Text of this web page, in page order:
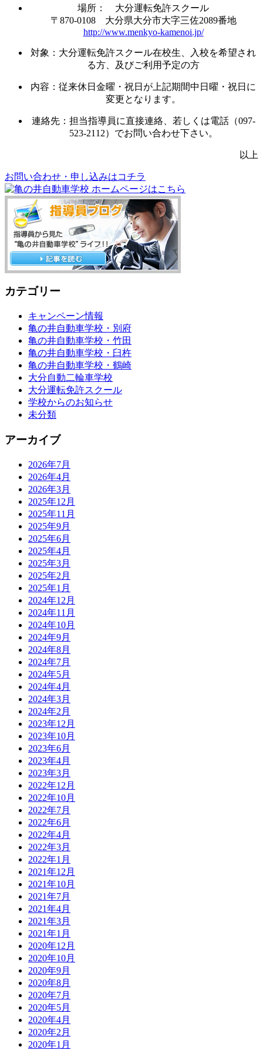
場所： 大分運転免許スクール
〒870-0108 大分県大分市大字三佐2089番地
http://www.menkyo-kamenoi.jp/
対象：大分運転免許スクール在校生、入校を希望され
る方、及びご利用予定の方
内容：従来休日金曜・祝日が上記期間中日曜・祝日に
変更となります。
連絡先：担当指導員に直接連絡、若しくは電話（097-
523-2112）でお問い合わせ下さい。
以上
お問い合わせ・申し込みはコチラ
カテゴリー
キャンペーン情報
亀の井自動車学校・別府
亀の井自動車学校・竹田
亀の井自動車学校・臼杵
亀の井自動車学校・鶴崎
大分自動二輪車学校
大分運転免許スクール
学校からのお知らせ
未分類
アーカイブ
2026年7月
2026年4月
2026年3月
2025年12月
2025年11月
2025年9月
2025年6月
2025年4月
2025年3月
2025年2月
2025年1月
2024年12月
2024年11月
2024年10月
2024年9月
2024年8月
2024年7月
2024年5月
2024年4月
2024年3月
2024年2月
2023年12月
2023年10月
2023年6月
2023年4月
2023年3月
2022年12月
2022年10月
2022年7月
2022年6月
2022年4月
2022年3月
2022年1月
2021年12月
2021年10月
2021年7月
2021年4月
2021年3月
2021年1月
2020年12月
2020年10月
2020年9月
2020年8月
2020年7月
2020年5月
2020年4月
2020年2月
2020年1月